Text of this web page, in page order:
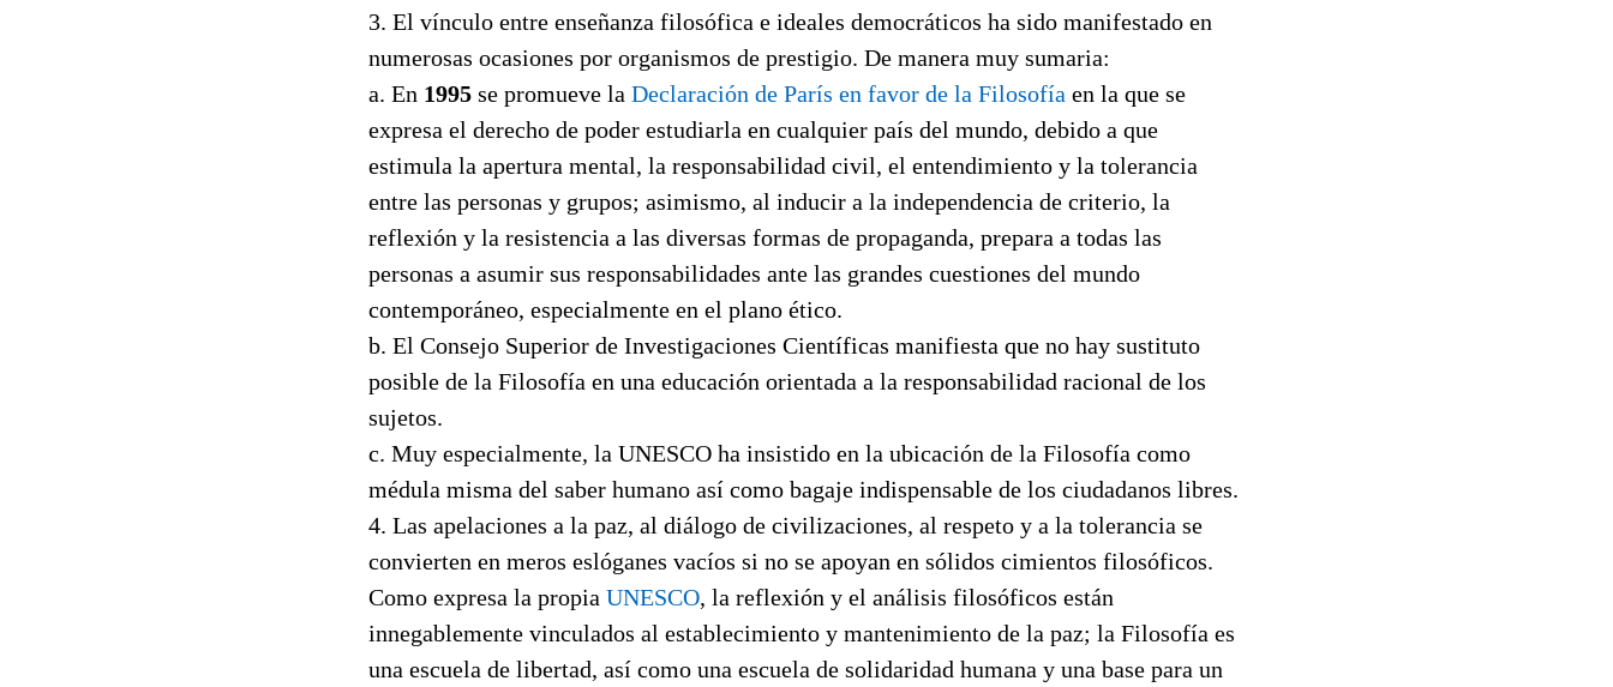
3. El vínculo entre enseñanza filosófica e ideales democráticos ha sido manifestado en
numerosas ocasiones por organismos de prestigio. De manera muy sumaria:
a. En 1995 se promueve la Declaración de París en favor de la Filosofía en la que se
expresa el derecho de poder estudiarla en cualquier país del mundo, debido a que
estimula la apertura mental, la responsabilidad civil, el entendimiento y la tolerancia
entre las personas y grupos; asimismo, al inducir a la independencia de criterio, la
reflexión y la resistencia a las diversas formas de propaganda, prepara a todas las
personas a asumir sus responsabilidades ante las grandes cuestiones del mundo
contemporáneo, especialmente en el plano ético.
b. El Consejo Superior de Investigaciones Científicas manifiesta que no hay sustituto
posible de la Filosofía en una educación orientada a la responsabilidad racional de los
sujetos.
c. Muy especialmente, la UNESCO ha insistido en la ubicación de la Filosofía como
médula misma del saber humano así como bagaje indispensable de los ciudadanos libres.
4. Las apelaciones a la paz, al diálogo de civilizaciones, al respeto y a la tolerancia se
convierten en meros eslóganes vacíos si no se apoyan en sólidos cimientos filosóficos.
Como expresa la propia UNESCO, la reflexión y el análisis filosóficos están
innegablemente vinculados al establecimiento y mantenimiento de la paz; la Filosofía es
una escuela de libertad, así como una escuela de solidaridad humana y una base para un